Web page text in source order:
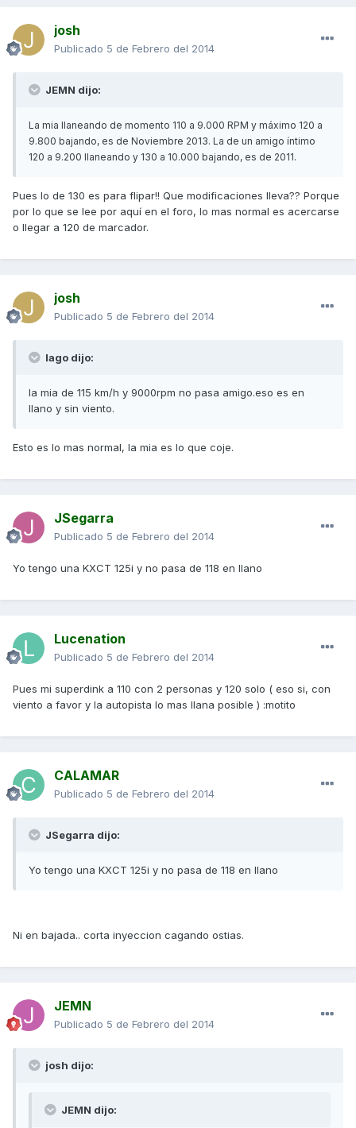
josh
Publicado 5 de Febrero del 2014
JEMN dijo:
La mia llaneando de momento 110 a 9.000 RPM y máximo 120 a
9.800 bajando, es de Noviembre 2013. La de un amigo íntimo
120 a 9.200 llaneando y 130 a 10.000 bajando, es de 2011.
Pues lo de 130 es para flipar!! Que modificaciones lleva?? Porque
por lo que se lee por aquí en el foro, lo mas normal es acercarse
o llegar a 120 de marcador.
josh
Publicado 5 de Febrero del 2014
lago dijo:
la mia de 115 km/h y 9000rpm no pasa amigo.eso es en
llano y sin viento.
Esto es lo mas normal, la mia es lo que coje.
JSegarra
Publicado 5 de Febrero del 2014
Yo tengo una KXCT 125i y no pasa de 118 en llano
Lucenation
Publicado 5 de Febrero del 2014
Pues mi superdink a 110 con 2 personas y 120 solo ( eso si, con
viento a favor y la autopista lo mas llana posible ) :motito
CALAMAR
Publicado 5 de Febrero del 2014
JSegarra dijo:
Yo tengo una KXCT 125i y no pasa de 118 en llano
Ni en bajada.. corta inyeccion cagando ostias.
JEMN
Publicado 5 de Febrero del 2014
josh dijo:
JEMN dijo: